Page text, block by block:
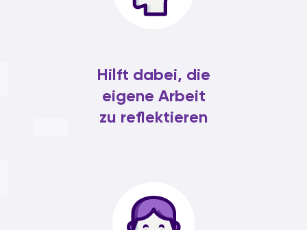
Hilft dabei, die
eigene Arbeit
zu reflektieren